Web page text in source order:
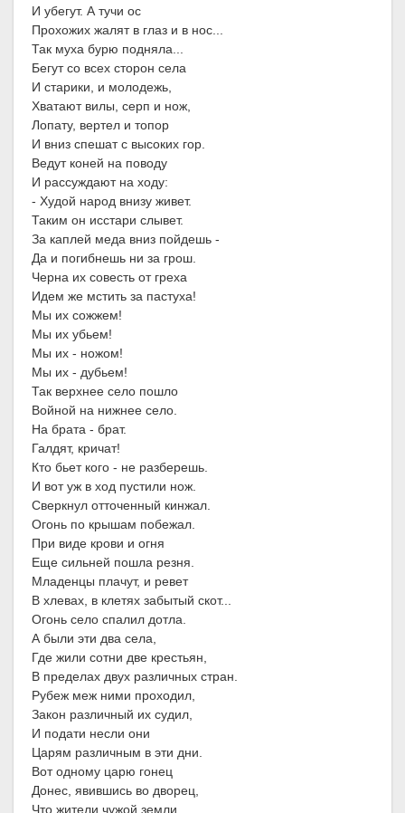
И убегут. А тучи ос
Прохожих жалят в глаз и в нос...
Так муха бурю подняла...
Бегут со всех сторон села
И старики, и молодежь,
Хватают вилы, серп и нож,
Лопату, вертел и топор
И вниз спешат с высоких гор.
Ведут коней на поводу
И рассуждают на ходу:
- Худой народ внизу живет.
Таким он исстари слывет.
За каплей меда вниз пойдешь -
Да и погибнешь ни за грош.
Черна их совесть от греха
Идем же мстить за пастуха!
Мы их сожжем!
Мы их убьем!
Мы их - ножом!
Мы их - дубьем!
Так верхнее село пошло
Войной на нижнее село.
На брата - брат.
Галдят, кричат!
Кто бьет кого - не разберешь.
И вот уж в ход пустили нож.
Сверкнул отточенный кинжал.
Огонь по крышам побежал.
При виде крови и огня
Еще сильней пошла резня.
Младенцы плачут, и ревет
В хлевах, в клетях забытый скот...
Огонь село спалил дотла.
А были эти два села,
Где жили сотни две крестьян,
В пределах двух различных стран.
Рубеж меж ними проходил,
Закон различный их судил,
И подати несли они
Царям различным в эти дни.
Вот одному царю гонец
Донес, явившись во дворец,
Что жители чужой земли